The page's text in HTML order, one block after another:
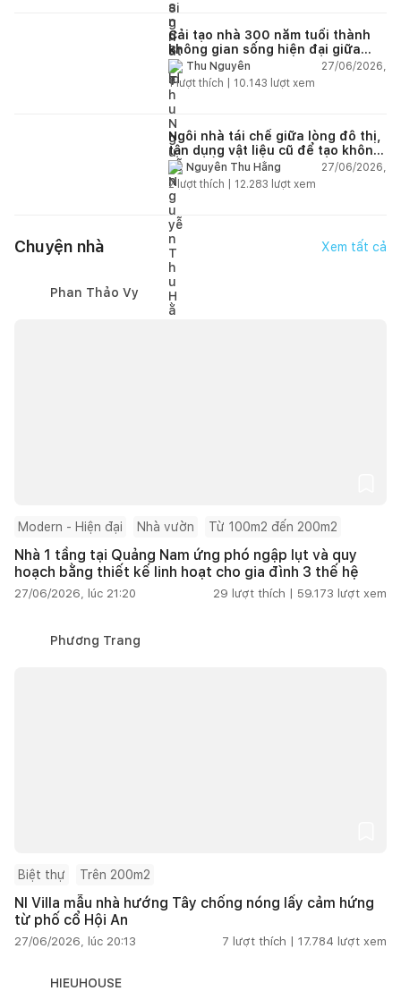
Cải tạo nhà 300 năm tuổi thành
không gian sống hiện đại giữa
thiên nhiên
Thu Nguyễn
27/06/2026,
1lượt thích | 10.143 lượt xem
Ngôi nhà tái chế giữa lòng đô thị,
tận dụng vật liệu cũ để tạo không
gian sống linh hoạt
Nguyễn Thu Hằng
27/06/2026,
2lượt thích | 12.283 lượt xem
Chuyện nhà Xem tất cả
Phan Thảo Vy
Modern - Hiện đại Nhà vườn Từ 100m2 đến 200m2
Nhà 1 tầng tại Quảng Nam ứng phó ngập lụt và quy
hoạch bằng thiết kế linh hoạt cho gia đình 3 thế hệ
27/06/2026, lúc 21:20 29 lượt thích | 59.173 lượt xem
Phương Trang
Biệt thự Trên 200m2
NI Villa mẫu nhà hướng Tây chống nóng lấy cảm hứng
từ phố cổ Hội An
27/06/2026, lúc 20:13 7 lượt thích | 17.784 lượt xem
HIEUHOUSE